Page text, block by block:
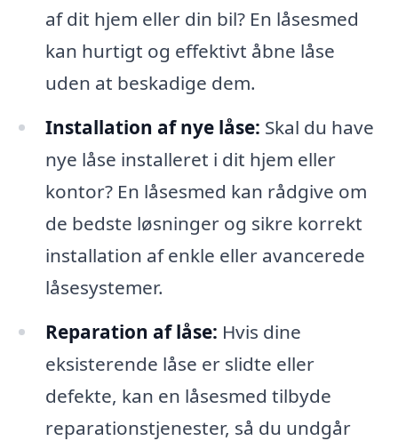
af dit hjem eller din bil? En låsesmed
kan hurtigt og effektivt åbne låse
uden at beskadige dem.
Installation af nye låse: Skal du have
nye låse installeret i dit hjem eller
kontor? En låsesmed kan rådgive om
de bedste løsninger og sikre korrekt
installation af enkle eller avancerede
låsesystemer.
Reparation af låse: Hvis dine
eksisterende låse er slidte eller
defekte, kan en låsesmed tilbyde
reparationstjenester, så du undgår